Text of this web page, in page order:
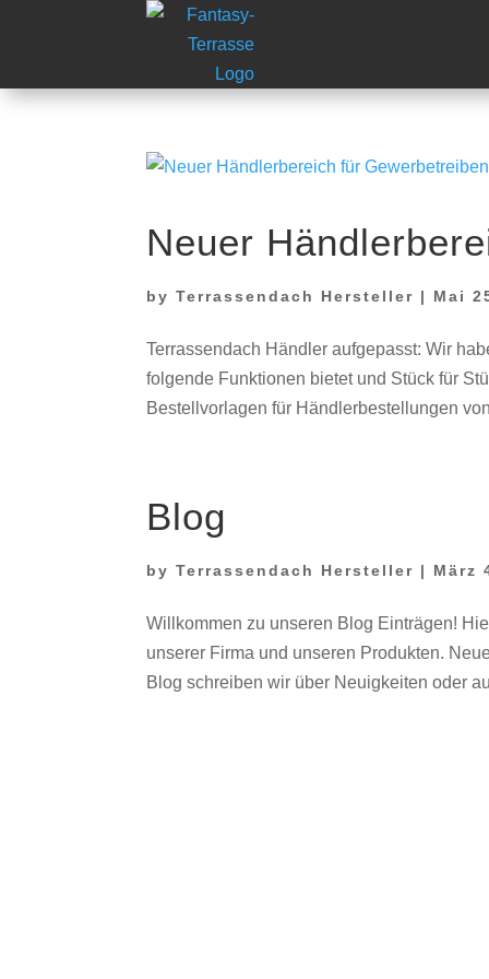
Neuer
byTerrassendach Hersteller | Mai
Terrassendach Händler aufgepasst: Wir
folgende Funktionen bietet und Stück für
Bestellvorlagen für Händlerbestellungen
Blog
byTerrassendach Hersteller | März
Willkommen zu unseren Blog Einträgen!
unserer Firma und unseren Produkten.
Blog schreiben wir über Neuigkeiten oder
Wir machen vom 03.08.2026 bis